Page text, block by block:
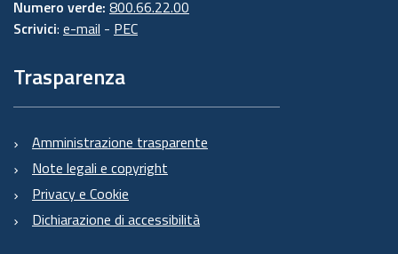
Numero verde: 800.66.22.00
Scrivici: e-mail - PEC
Trasparenza
Amministrazione trasparente
Note legali e copyright
Privacy e Cookie
Dichiarazione di accessibilità